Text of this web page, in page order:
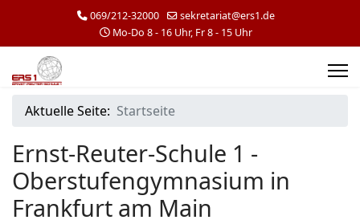
069/212-32000
sekretariat@ers1.de
Mo-Do 8 - 16 Uhr, Fr 8 - 15 Uhr
Aktuelle Seite: Startseite
Ernst-Reuter-Schule 1 -
Oberstufengymnasium in
Frankfurt am Main